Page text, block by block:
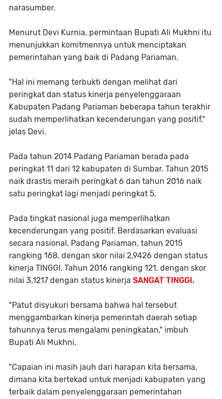
narasumber.
Menurut Devi Kurnia, permintaan Bupati Ali Mukhni itu
menunjukkan komitmennya untuk menciptakan
pemerintahan yang baik di Padang Pariaman.
"Hal ini memang terbukti dengan melihat dari
peringkat dan status kinerja penyelenggaraan
Kabupaten Padang Pariaman beberapa tahun terakhir
sudah memperlihatkan kecenderungan yang positif,"
jelas Devi.
Pada tahun 2014 Padang Pariaman berada pada
peringkat 11 dari 12 kabupaten di Sumbar. Tahun 2015
naik drastis meraih peringkat 6 dan tahun 2016 naik
satu peringkat lagi menjadi peringkat 5.
Pada tingkat nasional juga memperlihatkan
kecenderungan yang positif. Berdasarkan evaluasi
secara nasional, Padang Pariaman, tahun 2015
rangking 168, dengan skor nilai 2,9426 dengan status
kinerja TINGGI. Tahun 2016 rangking 121, dengan skor
nilai 3,1217 dengan status kinerja SANGAT TINGGI.
"Patut disyukuri bersama bahwa hal tersebut
menggambarkan kinerja pemerintah daerah setiap
tahunnya terus mengalami peningkatan," imbuh
Bupati Ali Mukhni.
"Capaian ini masih jauh dari harapan kita bersama,
dimana kita bertekad untuk menjadi kabupaten yang
terbaik dalam penyelenggaraan pemerintahan